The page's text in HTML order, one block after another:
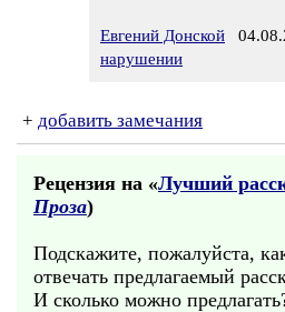
Евгений Донской
нарушении
+ добавить замечания
Рецензия на «Лучший
Проза)
Подскажите, пожалуйста,
отвечать предлагаемый
И сколько можно